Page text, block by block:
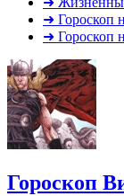
➜ Гороскоп
➜ Гороскоп
Гороскоп